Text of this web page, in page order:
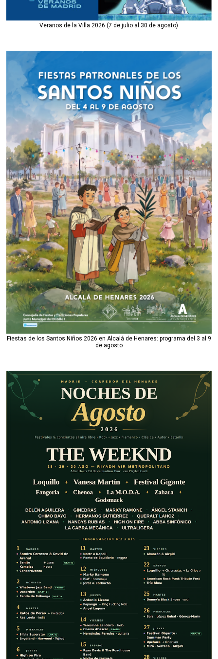
Veranos de la Villa 2026 (7 de julio al 30 de agosto)
Fiestas de los Santos Niños 2026 en Alcalá de Henares: programa del 3 al 9
de agosto